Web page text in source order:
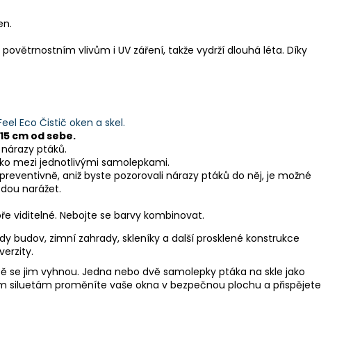
vlivům i UV záření, takže vydrží dlouhá léta. Díky
Eco Čistič oken a skel.
cm od sebe.
ptáků.
mezi jednotlivými samolepkami.
aniž byste pozorovali nárazy ptáků do něj, je možné
narážet.
viditelné. Nebojte se barvy kombinovat.
budov, zimní zahrady, skleníky a další prosklené konstrukce
se jim vyhnou. Jedna nebo dvě samolepky ptáka na skle jako
siluetám proměníte vaše okna v bezpečnou plochu a přispějete